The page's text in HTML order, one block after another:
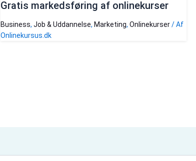
Gratis markedsføring af onlinekurser
Business, Job & Uddannelse, Marketing, Onlinekurser/ Af
Onlinekursus.dk